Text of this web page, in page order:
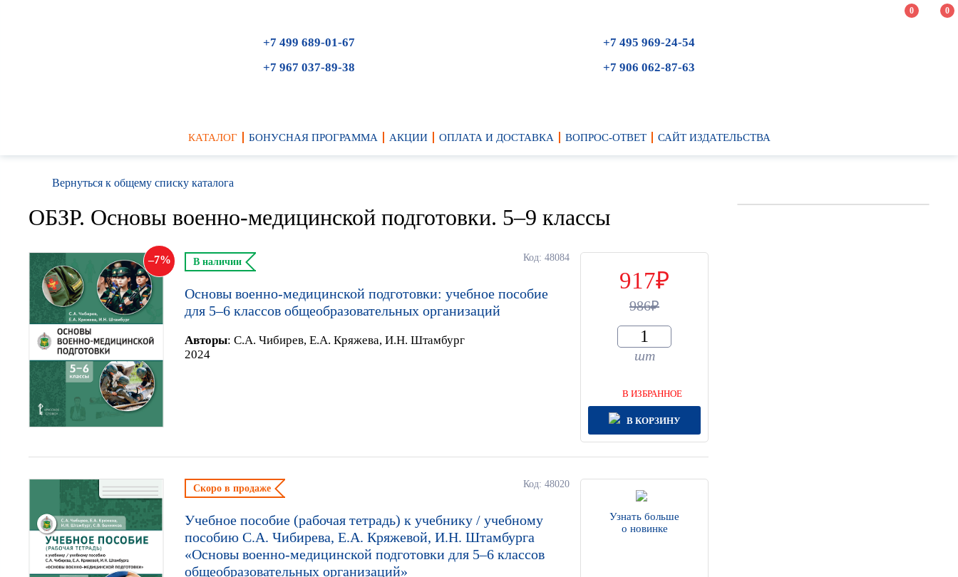
0 0
+7 499 689-01-67
+7 967 037-89-38
+7 495 969-24-54
+7 906 062-87-63
КАТАЛОГ БОНУСНАЯ ПРОГРАММА АКЦИИ ОПЛАТА И ДОСТАВКА ВОПРОС-ОТВЕТ САЙТ ИЗДАТЕЛЬСТВА
Вернуться к общему списку каталога
ОБЗР. Основы военно-медицинской подготовки. 5–9 классы
7 Код: 48084
В наличии
Основы военно-медицинской подготовки: учебное пособие
для 5–6 классов общеобразовательных организаций
Авторы: С.А. Чибирев, Е.А. Кряжева, И.Н. Штамбург
2024
917
986
шт
В ИЗБРАННОЕ
В КОРЗИНУ
Код: 48020
Скоро в продаже
Учебное пособие (рабочая тетрадь) к учебнику / учебному
пособию С.А. Чибирева, Е.А. Кряжевой, И.Н. Штамбурга
«Основы военно-медицинской подготовки для 5–6 классов
общеобразовательных организаций»
Узнать больше
о новинке